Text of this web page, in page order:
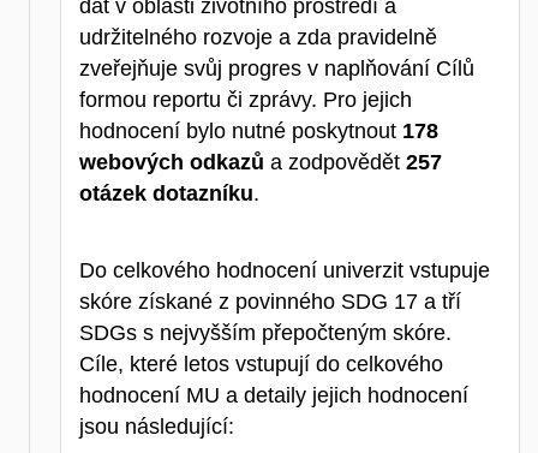
dat v oblasti životního prostředí a
udržitelného rozvoje a zda pravidelně
zveřejňuje svůj progres v naplňování Cílů
formou reportu či zprávy. Pro jejich
hodnocení bylo nutné poskytnout 178
webových odkazů a zodpovědět 257
otázek dotazníku.
Do celkového hodnocení univerzit vstupuje
skóre získané z povinného SDG 17 a tří
SDGs s nejvyšším přepočteným skóre.
Cíle, které letos vstupují do celkového
hodnocení MU a detaily jejich hodnocení
jsou následující: